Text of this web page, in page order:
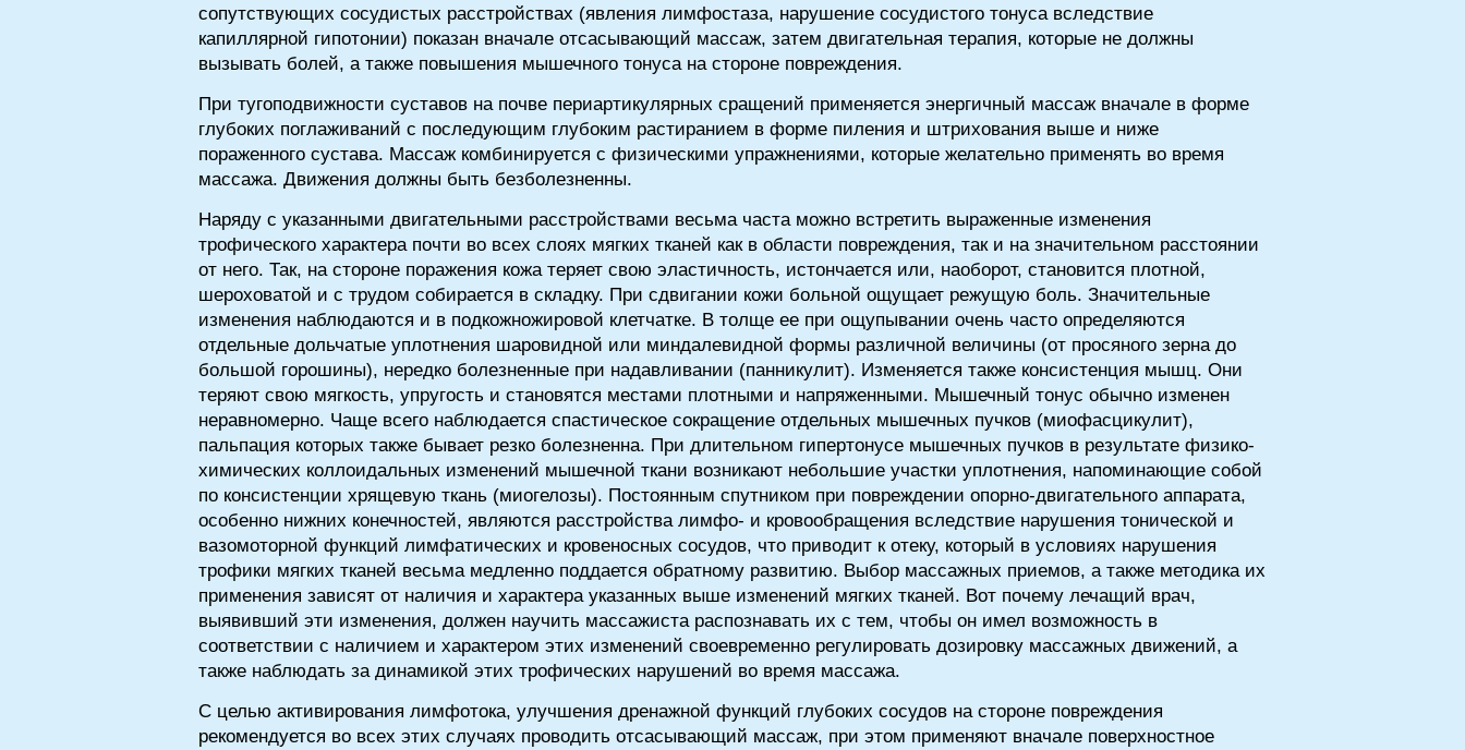
сопутствующих сосудистых расстройствах (явления лимфостаза, нарушение сосудистого тонуса вследствие
капиллярной гипотонии) показан вначале отсасывающий массаж, затем двигательная терапия, которые не должны
вызывать болей, а также повышения мышечного тонуса на стороне повреждения.
При тугоподвижности суставов на почве периартикулярных сращений применяется энергичный массаж вначале в форме
глубоких поглаживаний с последующим глубоким растиранием в форме пиления и штрихования выше и ниже
пораженного сустава. Массаж комбинируется с физическими упражнениями, которые желательно применять во время
массажа. Движения должны быть безболезненны.
Наряду с указанными двигательными расстройствами весьма часта можно встретить выраженные изменения
трофического характера почти во всех слоях мягких тканей как в области повреждения, так и на значительном расстоянии
от него. Так, на стороне поражения кожа теряет свою эластичность, истончается или, наоборот, становится плотной,
шероховатой и с трудом собирается в складку. При сдвигании кожи больной ощущает режущую боль. Значительные
изменения наблюдаются и в подкожножировой клетчатке. В толще ее при ощупывании очень часто определяются
отдельные дольчатые уплотнения шаровидной или миндалевидной формы различной величины (от просяного зерна до
большой горошины), нередко болезненные при надавливании (панникулит). Изменяется также консистенция мышц. Они
теряют свою мягкость, упругость и становятся местами плотными и напряженными. Мышечный тонус обычно изменен
неравномерно. Чаще всего наблюдается спастическое сокращение отдельных мышечных пучков (миофасцикулит),
пальпация которых также бывает резко болезненна. При длительном гипертонусе мышечных пучков в результате физико-
химических коллоидальных изменений мышечной ткани возникают небольшие участки уплотнения, напоминающие собой
по консистенции хрящевую ткань (миогелозы). Постоянным спутником при повреждении опорно-двигательного аппарата,
особенно нижних конечностей, являются расстройства лимфо- и кровообращения вследствие нарушения тонической и
вазомоторной функций лимфатических и кровеносных сосудов, что приводит к отеку, который в условиях нарушения
трофики мягких тканей весьма медленно поддается обратному развитию. Выбор массажных приемов, а также методика их
применения зависят от наличия и характера указанных выше изменений мягких тканей. Вот почему лечащий врач,
выявивший эти изменения, должен научить массажиста распознавать их с тем, чтобы он имел возможность в
соответствии с наличием и характером этих изменений своевременно регулировать дозировку массажных движений, а
также наблюдать за динамикой этих трофических нарушений во время массажа.
С целью активирования лимфотока, улучшения дренажной функций глубоких сосудов на стороне повреждения
рекомендуется во всех этих случаях проводить отсасывающий массаж, при этом применяют вначале поверхностное